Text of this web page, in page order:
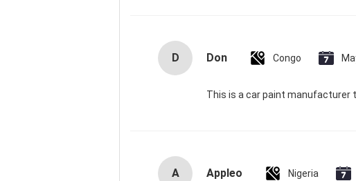
D Don Congo
This is a car paint manufacturer
A Appleo Nigeria